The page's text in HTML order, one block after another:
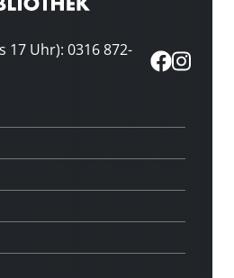
17 Uhr): 0316 872-